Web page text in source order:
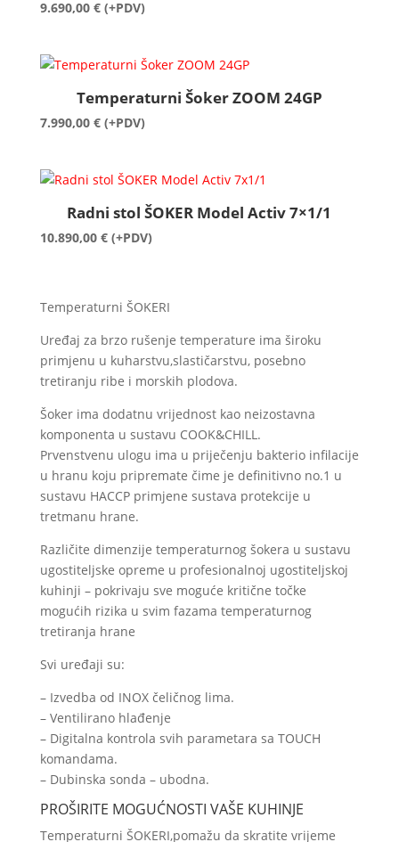
9.690,00 € (+PDV)
Temperaturni Šoker ZOOM 24GP
7.990,00 € (+PDV)
Radni stol ŠOKER Model Activ 7×1/1
10.890,00 € (+PDV)
Temperaturni ŠOKERI
Uređaj za brzo rušenje temperature ima široku
primjenu u kuharstvu,slastičarstvu, posebno
tretiranju ribe i morskih plodova.
Šoker ima dodatnu vrijednost kao neizostavna
komponenta u sustavu COOK&CHILL.
Prvenstvenu ulogu ima u priječenju bakterio infilacije
u hranu koju pripremate čime je definitivno no.1 u
sustavu HACCP primjene sustava protekcije u
tretmanu hrane.
Različite dimenzije temperaturnog šokera u sustavu
ugostiteljske opreme u profesionalnoj ugostiteljskoj
kuhinji – pokrivaju sve moguće kritične točke
mogućih rizika u svim fazama temperaturnog
tretiranja hrane
Svi uređaji su:
– Izvedba od INOX čeličnog lima.
– Ventilirano hlađenje
– Digitalna kontrola svih parametara sa TOUCH
komandama.
– Dubinska sonda – ubodna.
PROŠIRITE MOGUĆNOSTI VAŠE KUHINJE
Temperaturni ŠOKERI,pomažu da skratite vrijeme